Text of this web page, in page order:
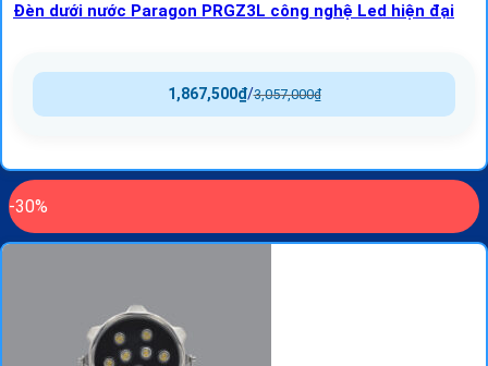
Đèn dưới nước Paragon PRGZ3L công nghệ Led hiện đại
3,057,000₫
/
1,867,500₫
-30%